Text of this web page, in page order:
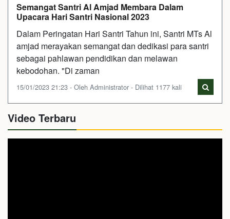
Semangat Santri Al Amjad Membara Dalam
Upacara Hari Santri Nasional 2023
Dalam Peringatan Hari Santri Tahun ini, Santri MTs Al
amjad merayakan semangat dan dedikasi para santri
sebagai pahlawan pendidikan dan melawan
kebodohan. "Di zaman
15/01/2023 21:23 - Oleh Administrator - Dilihat 1177 kali
Video Terbaru